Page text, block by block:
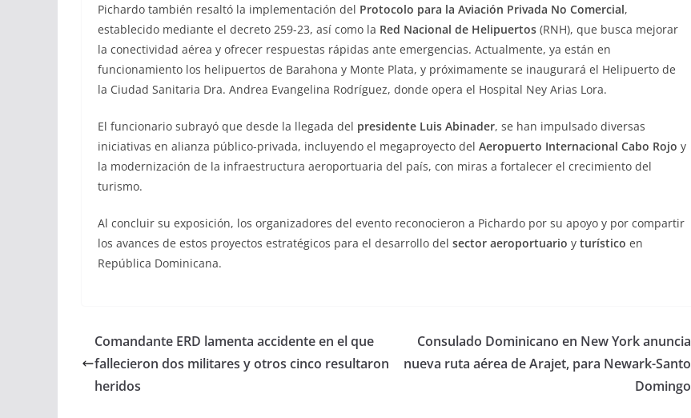
Pichardo también resaltó la implementación del Protocolo para la Aviación Privada No Comercial,
establecido mediante el decreto 259-23, así como la Red Nacional de Helipuertos (RNH), que busca mejorar
la conectividad aérea y ofrecer respuestas rápidas ante emergencias. Actualmente, ya están en
funcionamiento los helipuertos de Barahona y Monte Plata, y próximamente se inaugurará el Helipuerto de
la Ciudad Sanitaria Dra. Andrea Evangelina Rodríguez, donde opera el Hospital Ney Arias Lora.
El funcionario subrayó que desde la llegada del presidente Luis Abinader, se han impulsado diversas
iniciativas en alianza público-privada, incluyendo el megaproyecto del Aeropuerto Internacional Cabo Rojo y
la modernización de la infraestructura aeroportuaria del país, con miras a fortalecer el crecimiento del
turismo.
Al concluir su exposición, los organizadores del evento reconocieron a Pichardo por su apoyo y por compartir
los avances de estos proyectos estratégicos para el desarrollo del sector aeroportuario y turístico en
República Dominicana.
Comandante ERD lamenta accidente en el que
fallecieron dos militares y otros cinco resultaron
heridos
Consulado Dominicano en New York anuncia
nueva ruta aérea de Arajet, para Newark-Santo
Domingo